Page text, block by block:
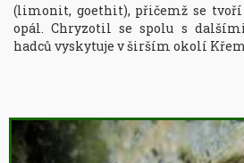
(limonit, goethit), přičemž se
opál. Chryzotil se spolu s
hadců vyskytuje v širším okolí